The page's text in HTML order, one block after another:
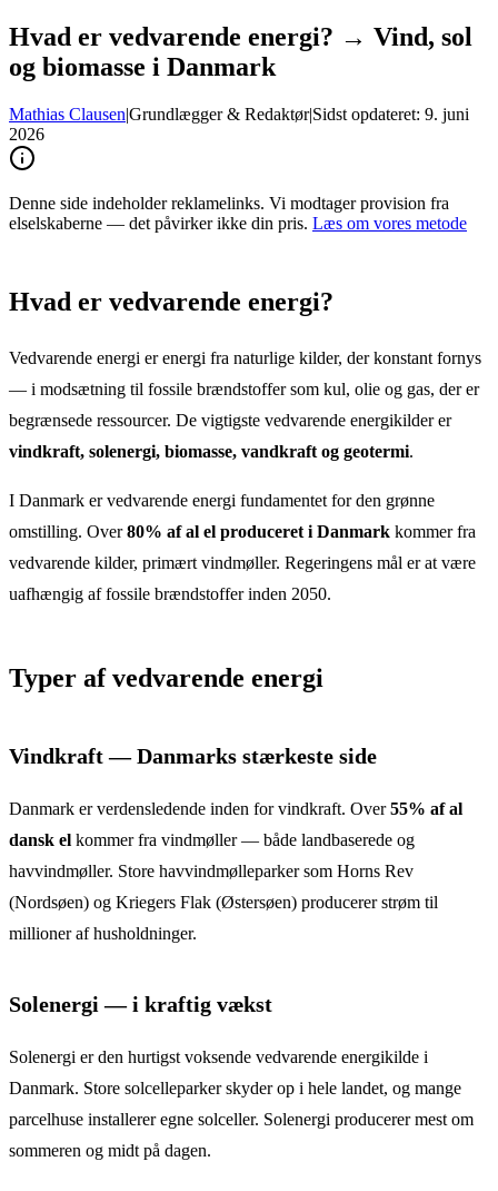
Hvad er vedvarende energi? → Vind, sol
og biomasse i Danmark
Mathias Clausen|Grundlægger & Redaktør|Sidst opdateret: 9. juni
2026
Denne side indeholder reklamelinks. Vi modtager provision fra
elselskaberne — det påvirker ikke din pris. Læs om vores metode
Hvad er vedvarende energi?
Vedvarende energi er energi fra naturlige kilder, der konstant fornys
— i modsætning til fossile brændstoffer som kul, olie og gas, der er
begrænsede ressourcer. De vigtigste vedvarende energikilder er
vindkraft, solenergi, biomasse, vandkraft og geotermi.
I Danmark er vedvarende energi fundamentet for den grønne
omstilling. Over80% af al el produceret i Danmark kommer fra
vedvarende kilder, primært vindmøller. Regeringens mål er at være
uafhængig af fossile brændstoffer inden 2050.
Typer af vedvarende energi
Vindkraft — Danmarks stærkeste side
Danmark er verdensledende inden for vindkraft. Over55% af al
dansk el kommer fra vindmøller — både landbaserede og
havvindmøller. Store havvindmølleparker som Horns Rev
(Nordsøen) og Kriegers Flak (Østersøen) producerer strøm til
millioner af husholdninger.
Solenergi — i kraftig vækst
Solenergi er den hurtigst voksende vedvarende energikilde i
Danmark. Store solcelleparker skyder op i hele landet, og mange
parcelhuse installerer egne solceller. Solenergi producerer mest om
sommeren og midt på dagen.